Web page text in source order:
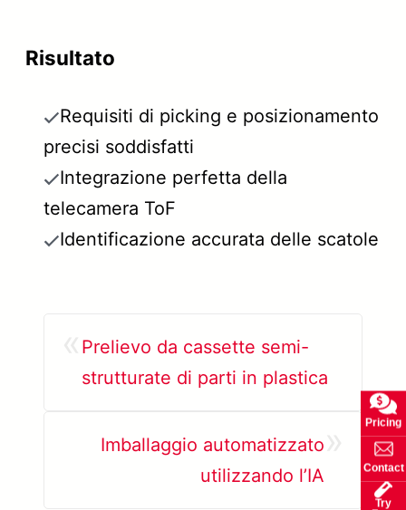
Risultato
Requisiti di picking e posizionamento
precisi soddisfatti
Integrazione perfetta della
telecamera ToF
Identificazione accurata delle scatole
Prelievo da cassette semi-
strutturate di parti in plastica
Imballaggio automatizzato
utilizzando l’IA
Pricing
Contact
Try